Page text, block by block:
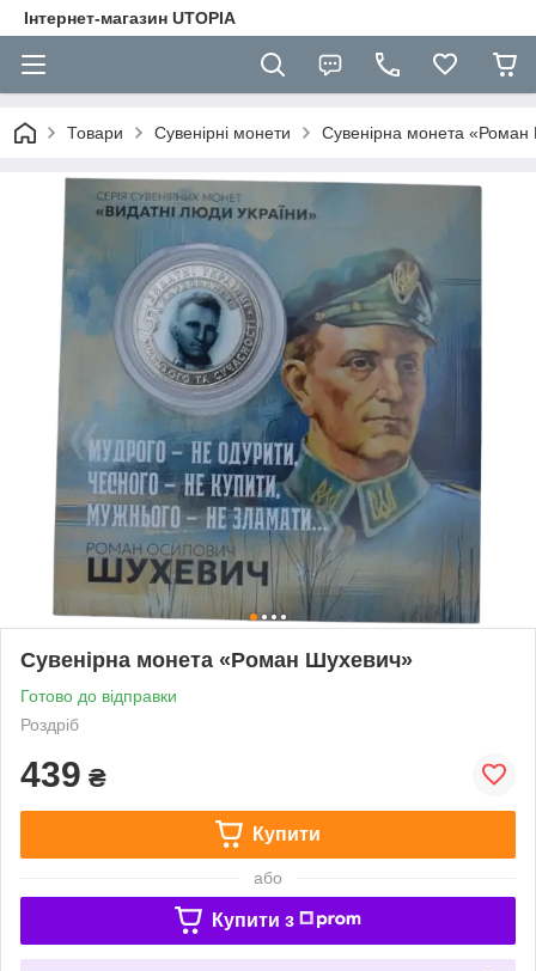
Інтернет-магазин UTOPIA
Товари Сувенірні монети Сувенірна монета «Роман
Сувенірна монета «Роман Шухевич»
Готово до відправки
Роздріб
439 ₴
Купити
або
Купити з